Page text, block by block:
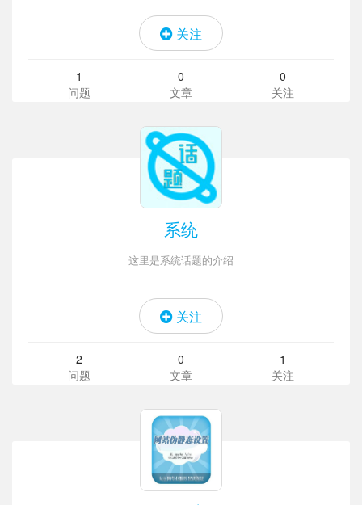
关注
1
问题
0
文章
0
关注
系统
这里是系统话题的介绍
关注
2
问题
0
文章
1
关注